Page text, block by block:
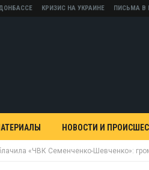
КРИЗИС НА УКРАИНЕ ПИСЬМА В
НОВОСТИ И
«ЧВК Семенченко-Шевченко»: